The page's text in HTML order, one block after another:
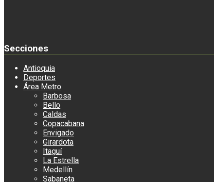
Secciones
Antioquia
Deportes
Área Metro
Barbosa
Bello
Caldas
Copacabana
Envigado
Girardota
Itaguí
La Estrella
Medellín
Sabaneta